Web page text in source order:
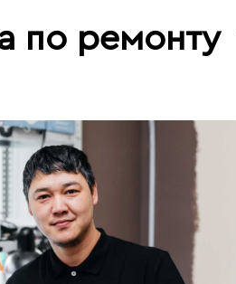
по ремонту